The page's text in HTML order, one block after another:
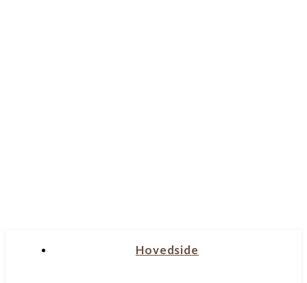
Hovedside